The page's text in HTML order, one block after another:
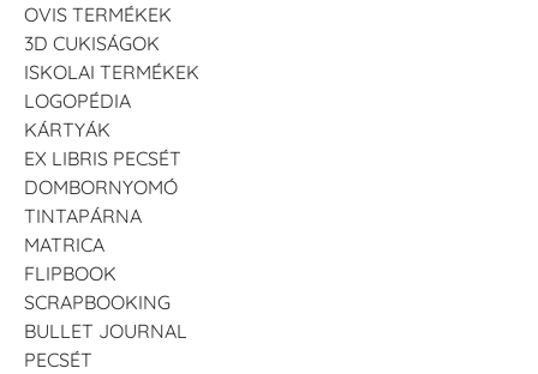
OVIS TERMÉKEK
3D CUKISÁGOK
ISKOLAI TERMÉKEK
LOGOPÉDIA
KÁRTYÁK
EX LIBRIS PECSÉT
DOMBORNYOMÓ
TINTAPÁRNA
MATRICA
FLIPBOOK
SCRAPBOOKING
BULLET JOURNAL
PECSÉT